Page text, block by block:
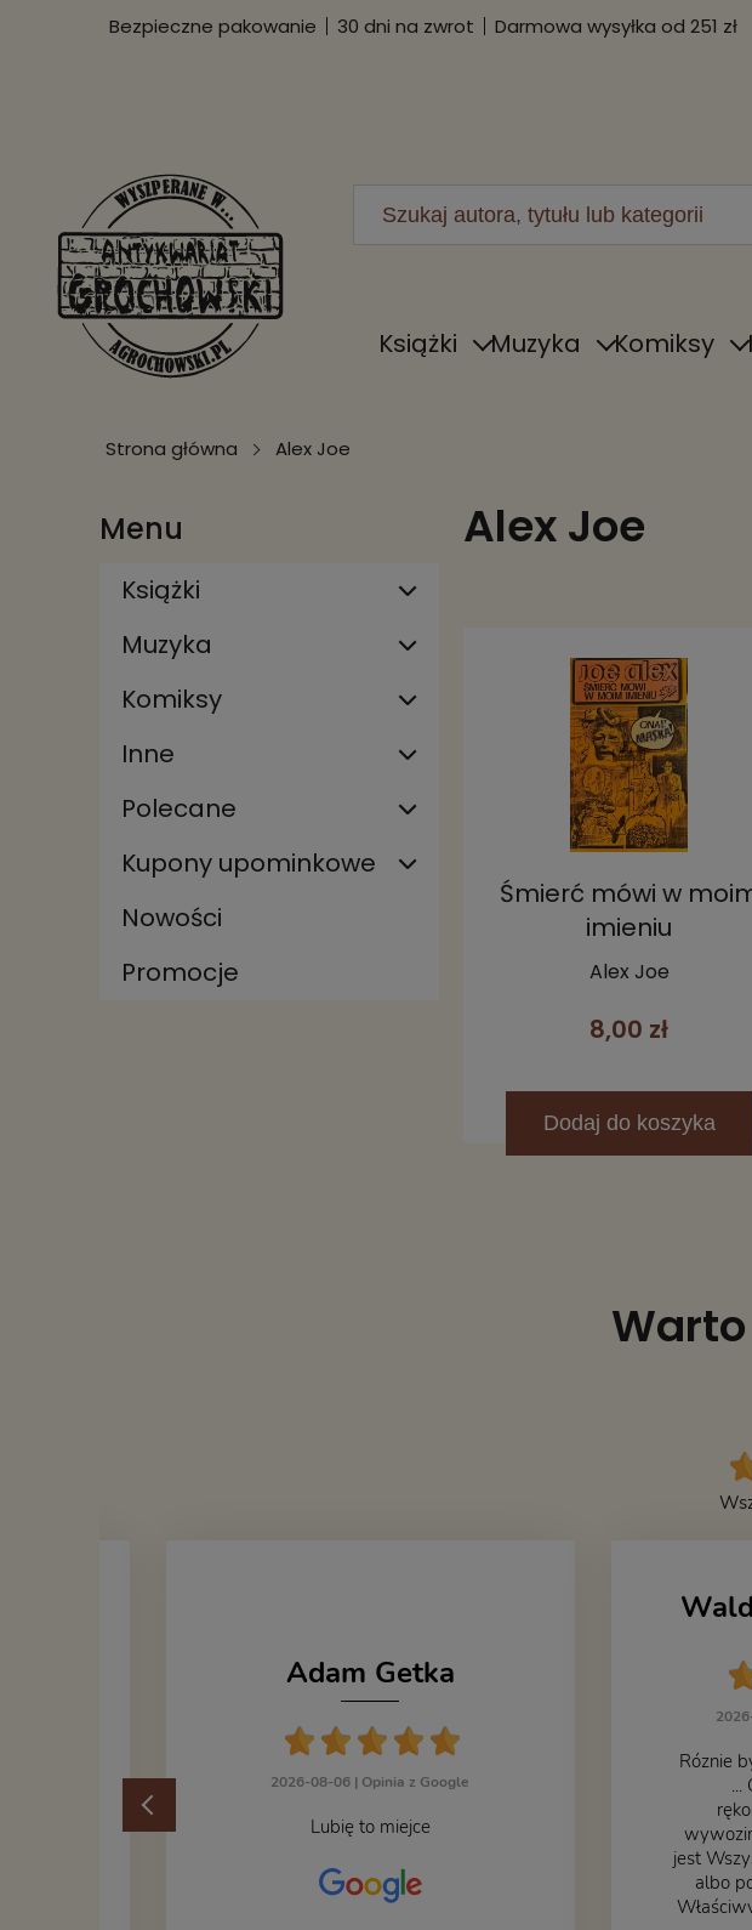
Bezpieczne pakowanie 30 dni na zwrot Darmowa wysyłka od 251 zł
Książki Muzyka Komiksy
Strona główna Alex Joe
Menu
Książki
Muzyka
Komiksy
Inne
Polecane
Kupony upominkowe
Nowości
Promocje
Alex Joe
Śmierć mówi w
imieniu
Alex Joe
8,00 zł
Dodaj do koszyka
Adam Getka
2026-08-06 | Opinia z Google
Lubię to miejce
Róznie
...
jest
albo